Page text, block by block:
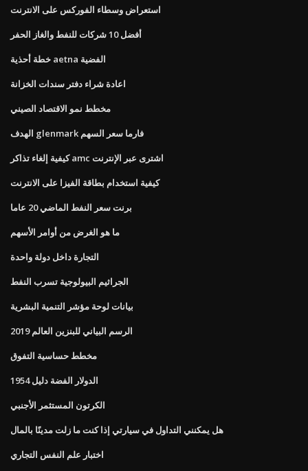
استعراض وسطاء الفوركس على الانترنت
أفضل 10 شركات للنفط والغاز الحفر
خطة أحذية aetna الفضية
اعادة شراء دفتر سندات الخزانة
مخطط نمو الاقتصاد الصيني
الهدف glenmark فارما سعر السهم
كيفية إلغاء تذاكر amc اشترى عبر الإنترنت
كيفية استخدام بطاقة الفيزا على الانترنت
برنت سعر النفط الماضي 20 عاما
ما هو الغرض من أوامر الأسهم
التجارة داخل دولة واحدة
الجراثيم البيولوجية تسرب النفط
بيانات لوحة مؤشر التنمية البشرية
الرسم البياني للبنزين العالم 2019
مخطط حساسية التفوق
1954 الدولار الفضة دليل
الكرتون المستثمر الأجنبي
هل يمكنني التداول في سيارتي إذا كنت ما زلت مدينًا بالمال
اختبار علم النفس التجاري